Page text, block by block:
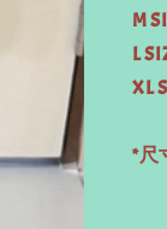
M
L
XL
*尺